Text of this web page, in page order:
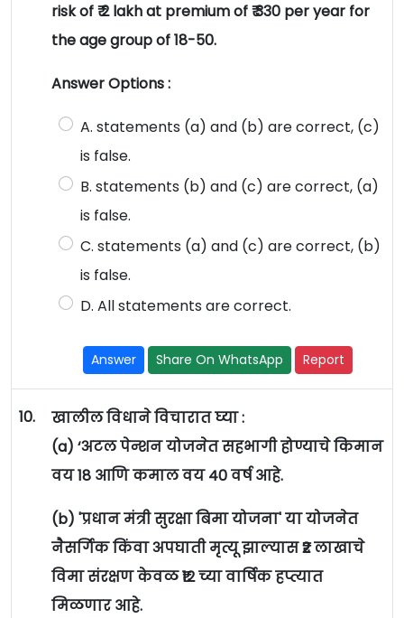
risk of ₹ 2 lakh at premium of ₹ 330 per year for
the age group of 18-50.
Answer Options :
A. statements (a) and (b) are correct, (c)
is false.
B. statements (b) and (c) are correct, (a)
is false.
C. statements (a) and (c) are correct, (b)
is false.
D. All statements are correct.
Answer Share On WhatsApp Report
10.
खालील विधाने विचारात घ्या :
(a) ‘अटल पेन्शन योजनेत सहभागी होण्याचे किमान
वय 18 आणि कमाल वय 40 वर्ष आहे.
(b) 'प्रधान मंत्री सुरक्षा बिमा योजना' या योजनेत
नैसर्गिक किंवा अपघाती मृत्यू झाल्यास ₹2 लाखाचे
विमा संरक्षण केवळ ₹12 च्या वार्षिक हप्त्यात
मिळणार आहे.